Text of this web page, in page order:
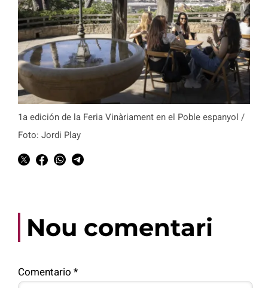
1a edición de la Feria Vinàriament en el Poble espanyol /
Foto: Jordi Play
Nou comentari
Comentario *